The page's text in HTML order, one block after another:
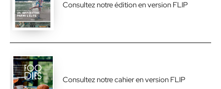
Consultez notre édition en version FLIP
Consultez notre cahier en version FLIP